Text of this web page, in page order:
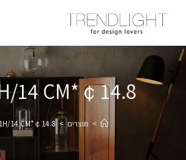
￠14.8*12.1H/14 CM
> מוצרים >
￠14.8*12.1H/14 CM